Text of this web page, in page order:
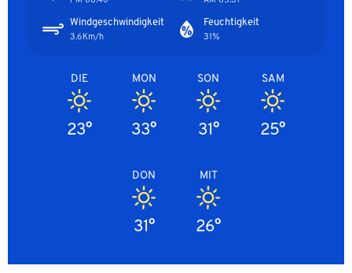
Feuchtigkeit
31%
Windgeschwindigkeit
3.6Km/h
SAM
25°
SON
31°
MON
33°
DIE
23°
MIT
26°
DON
31°